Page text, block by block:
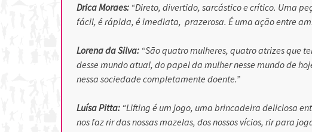
Drica Moraes: “Direto, divertido, sarcástico e crítico. Uma
fácil, é rápida, é imediata, prazerosa. É uma ação entre
Lorena da Silva: “São quatro mulheres, quatro atrizes que
desse mundo atual, do papel da mulher nesse mundo de
nessa sociedade completamente doente.”
Luísa Pitta: “Lifting é um jogo, uma brincadeira deliciosa
nos faz rir das nossas mazelas, dos nossos vícios, rir para